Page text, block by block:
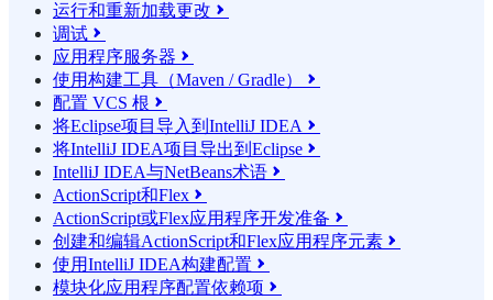
运行和重新加载更改 
调试 
应用程序服务器 
使用构建工具（Maven / Gradle） 
配置 VCS 根 
将Eclipse项目导入到IntelliJ IDEA 
将IntelliJ IDEA项目导出到Eclipse 
IntelliJ IDEA与NetBeans术语 
ActionScript和Flex 
ActionScript或Flex应用程序开发准备 
创建和编辑ActionScript和Flex应用程序元素 
使用IntelliJ IDEA构建配置 
模块化应用程序配置依赖项 